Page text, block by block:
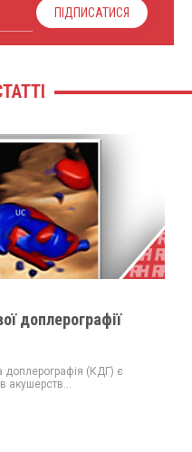
ПІДПИСАТИСЯ
доплерографії
доплерографія (КДГ) є
акушерств...